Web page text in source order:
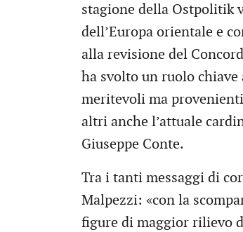
stagione della Ostpolitik
dell’Europa orientale e
alla revisione del
ha svolto un ruolo
meritevoli ma
altri anche l’attuale
Giuseppe Conte.
Tra i tanti messaggi di
Malpezzi: «con la
figure di maggior rilievo